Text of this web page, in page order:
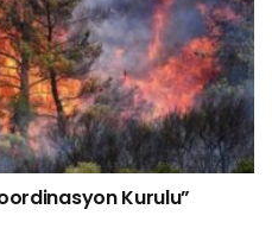
Kurulu”